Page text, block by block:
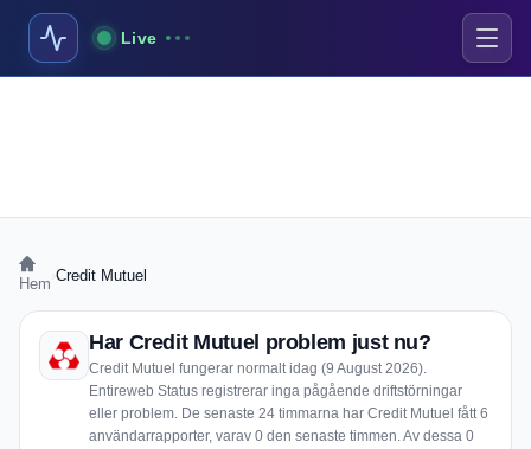
Live
Hem Credit Mutuel
Har Credit Mutuel problem just nu?
Credit Mutuel fungerar normalt idag (9 August 2026).
Entireweb Status registrerar inga pågående driftstörningar
eller problem. De senaste 24 timmarna har Credit Mutuel fått 6
användarrapporter, varav 0 den senaste timmen. Av dessa 0